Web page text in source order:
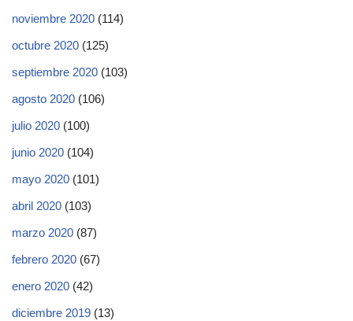
noviembre 2020 (114)
octubre 2020 (125)
septiembre 2020 (103)
agosto 2020 (106)
julio 2020 (100)
junio 2020 (104)
mayo 2020 (101)
abril 2020 (103)
marzo 2020 (87)
febrero 2020 (67)
enero 2020 (42)
diciembre 2019 (13)